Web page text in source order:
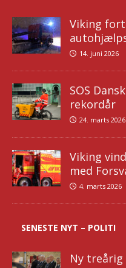
Viking
14. juni 2026
SOS
rekordår
24. marts 2026
Viking
med
4. marts 2026
SENESTE NYT – POLITI
Ny